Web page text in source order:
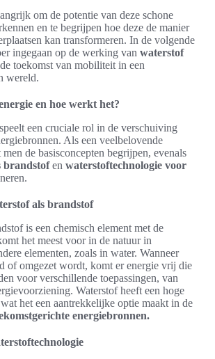
om de potentie van deze schone
en te begrijpen hoe deze de manier
kan transformeren. In de volgende
ingegaan op de werking van waterstof
toekomst van mobiliteit in een
wereld.
en hoe werkt het?
een cruciale rol in de verschuiving
Als een veelbelovende
de basisconcepten begrijpen, evenals
brandstofen waterstoftechnologie voor
als brandstof
is een chemisch element met de
het meest voor in de natuur in
elementen, zoals in water. Wanneer
of omgezet wordt, komt er energie vrij die
voor verschillende toepassingen, van
Waterstof heeft een hoge
het een aantrekkelijke optie maakt in de
energiebronnen.